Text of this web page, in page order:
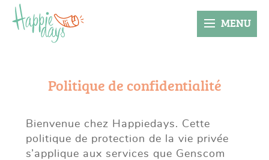
MENU
Politique de confidentialité
Bienvenue chez Happiedays. Cette
politique de protection de la vie privée
s’applique aux services que Genscom